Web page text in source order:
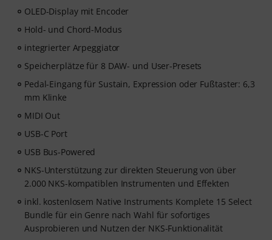
Timberlake) und Chris Kasych (Adele, Beck, Pharrell
Williams) entwickelt wurde. Lerne aus über 500
Videolektionen für Produzenten, Kreative und
Songwriter – von DAW-Produktion über Mixing-
Grundlagen und Arrangements bis hin zu Hooks für
TikTok sowie grundlegende Praktiken, um aus Ideen
fertige Tracks zu machen.
OLED-Display mit Encoder
Hold- und Chord-Modus
integrierter Arpeggiator
Speicherplätze für 8 DAW- und User-Presets
Pedal-Eingang für Sustain, Expression oder Fußtaster: 6,3
mm Klinke
MIDI Out
USB-C Port
USB Bus-Powered
NKS-Unterstützung zur direkten Steuerung von über
2.000 NKS-kompatiblen Instrumenten und Effekten
inkl. kostenlosem Native Instruments Komplete 15 Select
Bundle für ein Genre nach Wahl für sofortiges
Ausprobieren und Nutzen der NKS-Funktionalität